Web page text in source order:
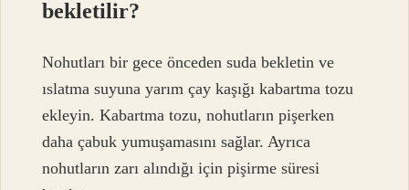
bekletilir?
Nohutları bir gece önceden suda bekletin ve
ıslatma suyuna yarım çay kaşığı kabartma tozu
ekleyin. Kabartma tozu, nohutların pişerken
daha çabuk yumuşamasını sağlar. Ayrıca
nohutların zarı alındığı için pişirme süresi